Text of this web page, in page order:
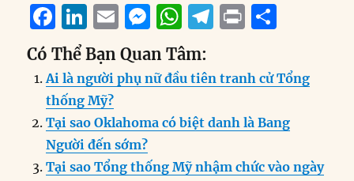
F
a
c
e
b
o
o
Li
n
k
e
d
I
n
E
m
ai
l
M
e
ss
e
n
er
W
h
at
s
A
p
T
e
g
r
m
P
n
t
a
re
Có Thể Bạn Quan Tâm:
Ai là người phụ nữ đầu tiên tranh cử Tổng
thống Mỹ?
Tại sao Oklahoma có biệt danh là Bang
Người đến sớm?
Tại sao Tổng thống Mỹ nhậm chức vào ngày